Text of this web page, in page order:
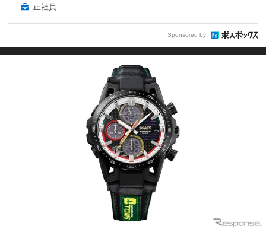
正社員
Sponsored by